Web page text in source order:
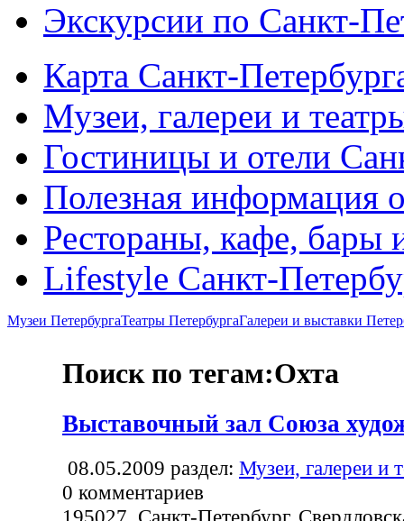
Экскурсии по Санкт-
Карта Санкт-
Музеи, галереи и
Гостиницы и отели
Полезная информация
Рестораны, кафе, бары
Lifestyle Санкт-
Музеи ПетербургаТеатры ПетербургаГалереи и выставки
Поиск по тегам:Охта
Выставочный зал Союза
08.05.2009 раздел: Музеи, галереи и
0 комментариев
195027, Санкт-Петербург,